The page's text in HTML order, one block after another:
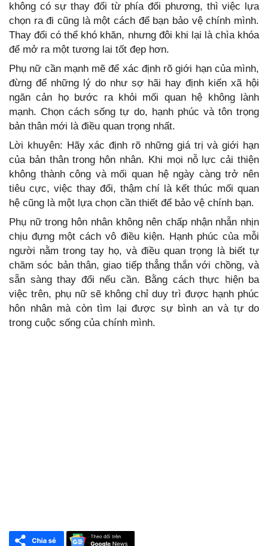
không có sự thay đổi từ phía đối phương, thì việc lựa
chọn ra đi cũng là một cách để bạn bảo vệ chính mình.
Thay đổi có thể khó khăn, nhưng đôi khi lại là chìa khóa
để mở ra một tương lai tốt đẹp hơn.
Phụ nữ cần mạnh mẽ để xác định rõ giới hạn của mình,
đừng để những lý do như sợ hãi hay định kiến xã hội
ngăn cản họ bước ra khỏi mối quan hệ không lành
mạnh. Chọn cách sống tự do, hạnh phúc và tôn trọng
bản thân mới là điều quan trọng nhất.
Lời khuyên: Hãy xác định rõ những giá trị và giới hạn
của bản thân trong hôn nhân. Khi mọi nỗ lực cải thiện
không thành công và mối quan hệ ngày càng trở nên
tiêu cực, việc thay đổi, thậm chí là kết thúc mối quan
hệ cũng là một lựa chọn cần thiết để bảo vệ chính bạn.
Phụ nữ trong hôn nhân không nên chấp nhận nhẫn nhịn
chịu đựng một cách vô điều kiện. Hạnh phúc của mỗi
người nằm trong tay họ, và điều quan trọng là biết tự
chăm sóc bản thân, giao tiếp thẳng thắn với chồng, và
sẵn sàng thay đổi nếu cần. Bằng cách thực hiện ba
việc trên, phụ nữ sẽ không chỉ duy trì được hạnh phúc
hôn nhân mà còn tìm lại được sự bình an và tự do
trong cuộc sống của chính mình.